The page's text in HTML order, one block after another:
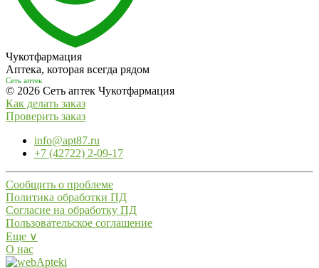
Чукотфармация
Аптека, которая всегда рядом
Сеть аптек
© 2026 Сеть аптек Чукотфармация
Как делать заказ
Проверить заказ
info@apt87.ru
+7 (42722) 2-09-17
Сообщить о проблеме
Политика обработки ПД
Согласие на обработку ПД
Пользовательское соглашение
Еще ∨
О нас